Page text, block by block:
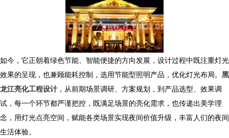
如今，它正朝着绿色节能、智能便捷的方向发展，设计过程中既注重灯光
效果的呈现，也兼顾能耗控制，选用节能型照明产品，优化灯光布局。 黑
龙江亮化工程设计 ，从前期场景调研、方案规划，到产品选型、效果调
试，每一个环节都严谨把控，既满足场景的亮化需求，也传递出美学理
念，用灯光点亮空间，赋能各类场景实现夜间价值升级，丰富人们的夜间
生活体验。